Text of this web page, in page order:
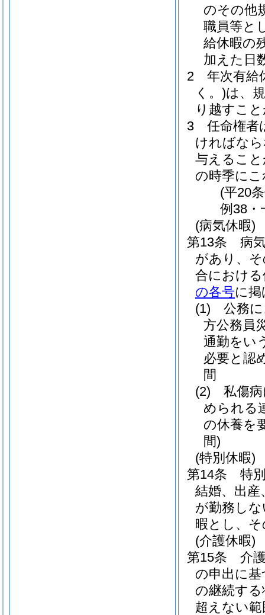
のその他
職員等と
給休暇の
加えた日
2
年次有給
く。)は、
り越すこ
3
任命権者
ければな
与えるこ
の時季に
(平20
例38・
(病気休暇)
第13条
病
があり、
合におけ
の各号に
(1)
公務
方公務員
通勤をい
必要と認
間
(2)
私傷
められる
の休養を
間)
(特別休暇)
第14条
特
結婚、出
が勤務し
暇とし、
(介護休暇)
第15条
介
の申出に
の継続す
超えない